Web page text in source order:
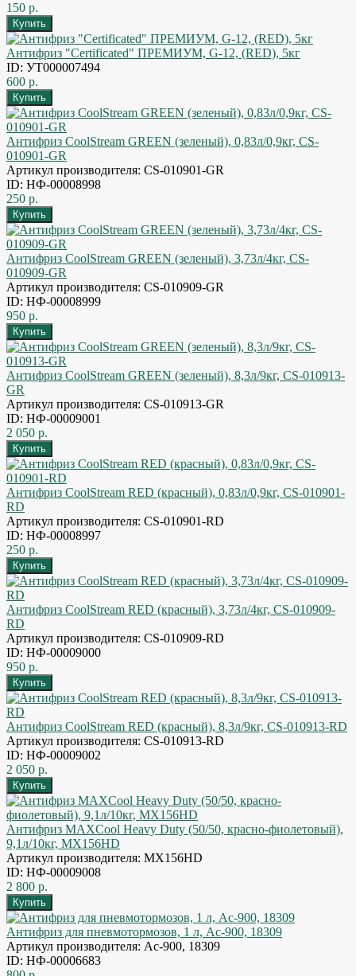
150 р.
Антифриз "Certificated" ПРЕМИУМ, G-12, (RED), 5кг
ID: УТ000007494
600 р.
Антифриз CoolStream GREEN (зеленый), 0,83л/0,9кг, CS-
010901-GR
Артикул производителя: CS-010901-GR
ID: НФ-00008998
250 р.
Антифриз CoolStream GREEN (зеленый), 3,73л/4кг, CS-
010909-GR
Артикул производителя: CS-010909-GR
ID: НФ-00008999
950 р.
Антифриз CoolStream GREEN (зеленый), 8,3л/9кг, CS-010913-
GR
Артикул производителя: CS-010913-GR
ID: НФ-00009001
2 050 р.
Антифриз CoolStream RED (красный), 0,83л/0,9кг, CS-010901-
RD
Артикул производителя: CS-010901-RD
ID: НФ-00008997
250 р.
Антифриз CoolStream RED (красный), 3,73л/4кг, CS-010909-
RD
Артикул производителя: CS-010909-RD
ID: НФ-00009000
950 р.
Антифриз CoolStream RED (красный), 8,3л/9кг, CS-010913-RD
Артикул производителя: CS-010913-RD
ID: НФ-00009002
2 050 р.
Антифриз MAXCool Heavy Duty (50/50, красно-фиолетовый),
9,1л/10кг, MX156HD
Артикул производителя: MX156HD
ID: НФ-00009008
2 800 р.
Антифриз для пневмотормозов, 1 л, Ac-900, 18309
Артикул производителя: Ac-900, 18309
ID: НФ-00006683